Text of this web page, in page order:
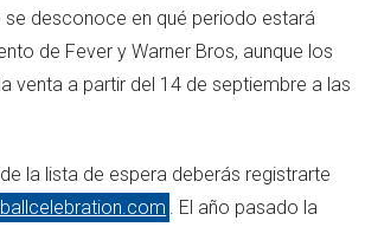
desconoce en qué periodo estará
de Fever y Warner Bros, aunque los
venta a partir del 14 de septiembre a las
la lista de espera deberás registrarte
. El año pasado la